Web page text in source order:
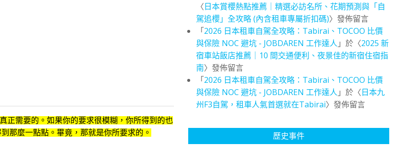
正需要的。 如果你的要求很模糊，你所得到的也
那麼一點點。畢竟，那就是你所要求的。
〈日本賞櫻熱點推薦｜精選必訪名所、花期預測與「自
駕追櫻」全攻略 (內含租車專屬折扣碼)〉發佈留言
「2026 日本租車自駕全攻略：Tabirai、TOCOO 比價
與保險 NOC 避坑 - JOBDAREN 工作達人 」於〈2025 新
宿車站飯店推薦｜10 間交通便利、夜景佳的新宿住宿指
南〉發佈留言
「2026 日本租車自駕全攻略：Tabirai、TOCOO 比價
與保險 NOC 避坑 - JOBDAREN 工作達人 」於〈日本九
州F3自駕，租車人氣首選就在Tabirai〉發佈留言
歷史事件